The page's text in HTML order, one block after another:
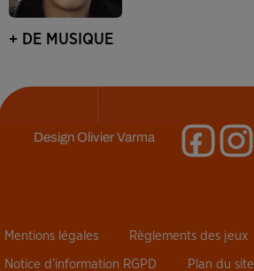
+ DE MUSIQUE
DesignOlivier Varma
Mentions légales Règlements des jeux
Notice d’information RGPD Plan du site